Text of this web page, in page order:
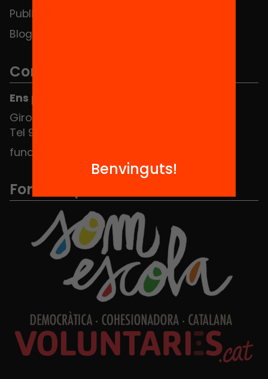
Publicacions i vídeos
Blog
Contacte
Ens pots trobar al Hub Social
Girona 34, interior 08010 Barcelona
Tel 934 588 700
fundacio@equitat.org
Formem part de...
Benvinguts!